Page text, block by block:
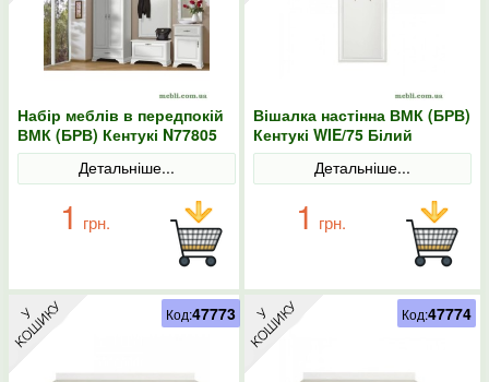
Набір меблів в передпокій
ВМК (БРВ) Кентукі N77805
Білий альпійський
Детальніше...
1 грн.
Вішалка настінна ВМК (БРВ)
Кентукі WIE/75 Білий
альпійський
Детальніше...
1 грн.
Код:47773 Код:47774